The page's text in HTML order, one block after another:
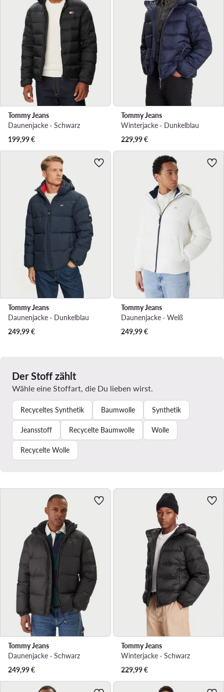
Tommy Jeans
Daunenjacke · Schwarz
199,99€
Tommy Jeans
Winterjacke · Dunkelblau
229,99€
Tommy Jeans
Daunenjacke · Dunkelblau
249,99€
Tommy Jeans
Daunenjacke · Weiß
249,99€
Der Stoff zählt
Wähle eine Stoffart, die Du lieben wirst.
Recyceltes Synthetik Baumwolle Synthetik
Jeansstoff Recycelte Baumwolle Wolle
Recycelte Wolle
Tommy Jeans
Daunenjacke · Schwarz
249,99€
Tommy Jeans
Winterjacke · Schwarz
229,99€